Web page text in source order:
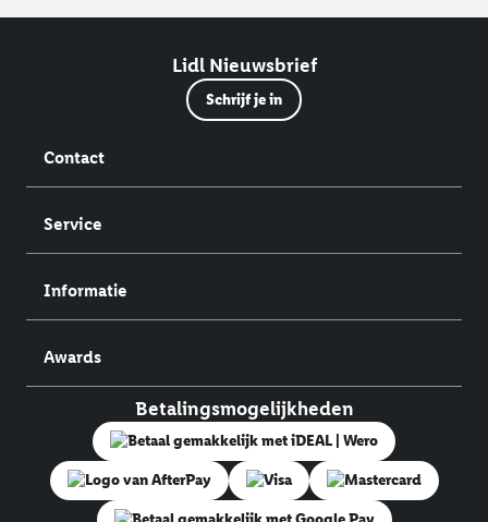
Lidl Nieuwsbrief
Schrijf je in
Contact
Service
Informatie
Awards
Betalingsmogelijkheden